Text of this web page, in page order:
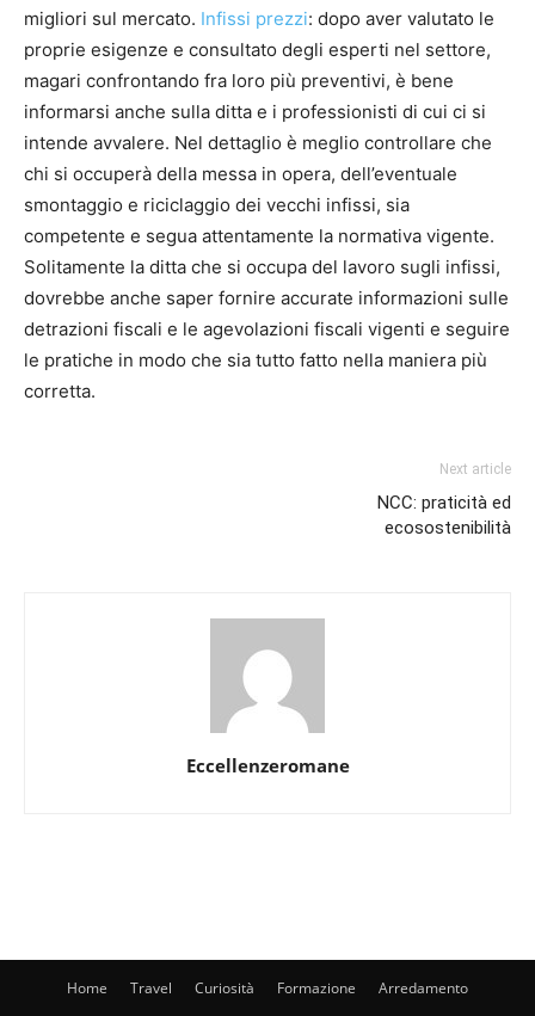
migliori sul mercato. Infissi prezzi: dopo aver valutato le
proprie esigenze e consultato degli esperti nel settore,
magari confrontando fra loro più preventivi, è bene
informarsi anche sulla ditta e i professionisti di cui ci si
intende avvalere. Nel dettaglio è meglio controllare che
chi si occuperà della messa in opera, dell’eventuale
smontaggio e riciclaggio dei vecchi infissi, sia
competente e segua attentamente la normativa vigente.
Solitamente la ditta che si occupa del lavoro sugli infissi,
dovrebbe anche saper fornire accurate informazioni sulle
detrazioni fiscali e le agevolazioni fiscali vigenti e seguire
le pratiche in modo che sia tutto fatto nella maniera più
corretta.
Next article
NCC: praticità ed
ecosostenibilità
Eccellenzeromane
Home Travel Curiosità Formazione Arredamento